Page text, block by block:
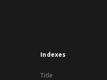
Indexes
Title